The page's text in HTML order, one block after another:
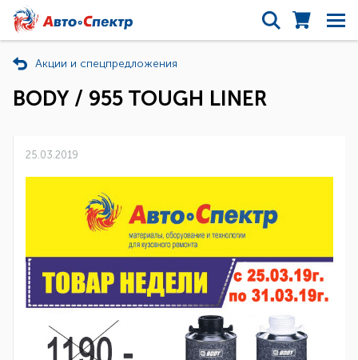
Акции и спецпредложения
BODY / 955 TOUGH LINER
25.03.2019